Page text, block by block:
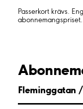
Passerkort krävs.
abonnemangspriset.
Fleminggatan